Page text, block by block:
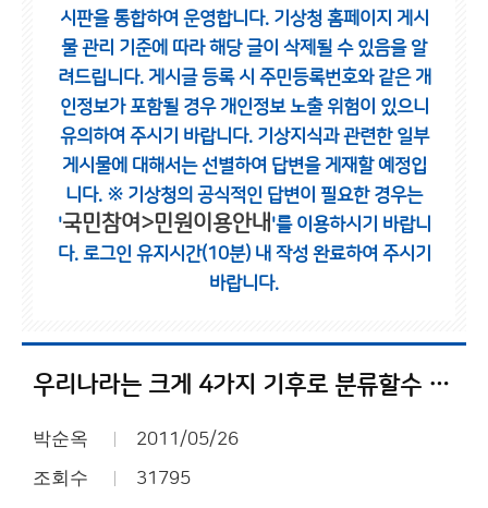
시판을 통합하여 운영합니다. 기상청 홈페이지 게시
물 관리 기준에 따라 해당 글이 삭제될 수 있음을 알
려드립니다. 게시글 등록 시 주민등록번호와 같은 개
인정보가 포함될 경우 개인정보 노출 위험이 있으니
유의하여 주시기 바랍니다. 기상지식과 관련한 일부
게시물에 대해서는 선별하여 답변을 게재할 예정입
니다. ※ 기상청의 공식적인 답변이 필요한 경우는
'국민참여>민원이용안내 '를 이용하시기 바랍니
다. 로그인 유지시간(10분) 내 작성 완료하여 주시기
바랍니다.
우리나라는 크게 4가지 기후로 분류할수 있는데
박순옥 2011/05/26
조회수 31795